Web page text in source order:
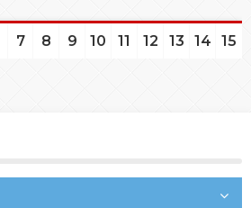
7 8 9 10 11 12 13 14 15